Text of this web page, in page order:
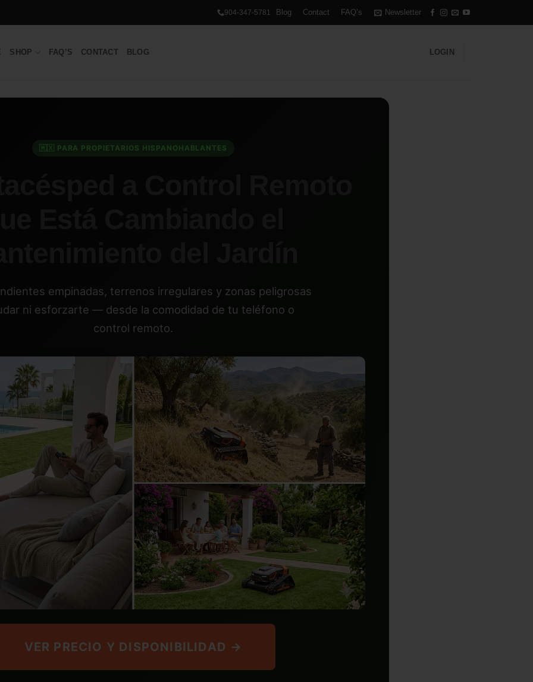
904-347-5781 Blog Contact FAQ’s Newsletter
SHOP FAQ’S CONTACT BLOG LOGIN
🇲🇽 PARA PROPIETARIOS HISPANOHABLANTES
empinadas, terrenos irregulares y zonas peligrosas
ni esforzarte — desde la comodidad de tu teléfono o
control remoto.
VER PRECIO Y DISPONIBILIDAD →